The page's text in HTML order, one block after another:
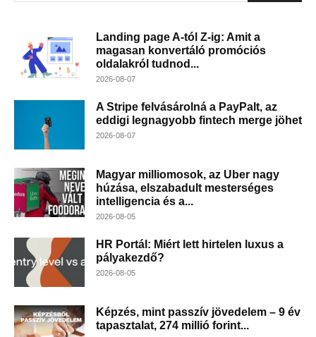
Landing page A-tól Z-ig: Amit a
magasan konvertáló promóciós
oldalakról tudnod...
2026-08-07
A Stripe felvásárolná a PayPalt, az
eddigi legnagyobb fintech merge jöhet
2026-08-07
Magyar milliomosok, az Uber nagy
húzása, elszabadult mesterséges
intelligencia és a...
2026-08-05
HR Portál: Miért lett hirtelen luxus a
pályakezdő?
2026-08-05
Képzés, mint passzív jövedelem – 9 év
tapasztalat, 274 millió forint...